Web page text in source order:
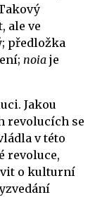
ale ve
předložka
noia je
Jakou
revolucích se
v této
revoluce,
o kulturní